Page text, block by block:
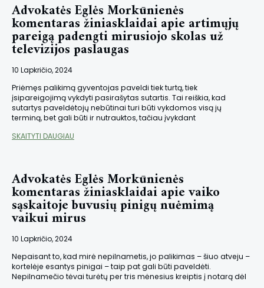
Advokatės Eglės Morkūnienės
komentaras žiniasklaidai apie artimųjų
pareigą padengti mirusiojo skolas už
televizijos paslaugas
10 Lapkričio, 2024
Priėmęs palikimą gyventojas paveldi tiek turtą, tiek
įsipareigojimą vykdyti pasirašytas sutartis. Tai reiškia, kad
sutartys paveldėtojų nebūtinai turi būti vykdomos visą jų
terminą, bet gali būti ir nutrauktos, tačiau įvykdant
SKAITYTI DAUGIAU
Advokatės Eglės Morkūnienės
komentaras žiniasklaidai apie vaiko
sąskaitoje buvusių pinigų nuėmimą
vaikui mirus
10 Lapkričio, 2024
Nepaisant to, kad mirė nepilnametis, jo palikimas – šiuo atveju –
kortelėje esantys pinigai – taip pat gali būti paveldėti.
Nepilnamečio tėvai turėtų per tris mėnesius kreiptis į notarą dėl